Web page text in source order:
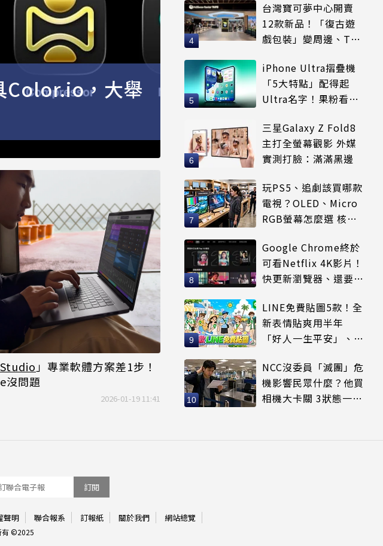
Color.io，大舉
」專業軟體方案差1步！
沒問題
2026-01-19 11:41
台灣寶可夢中心開賣
12款新品！「復古遊
戲包裝」變周邊、T恤
iPhone Ultra摺疊機
「5大特點」配得起
Ultra名字！果粉看完
三星Galaxy Z Fold8
主打全螢幕觀影 外媒
實測打臉：滿滿黑邊
玩PS5、追劇該買哪款
電視？OLED、Micro
RGB螢幕怎麼選 核心
Google Chrome終於
可看Netflix 4K影片！
快更新瀏覽器、還要符
LINE免費貼圖5款！全
新表情貼爽用半年
「好人一生平安」、
NCC沒委員「滅團」危
機影響民眾什麼？他買
相機大卡關 3狀態一同
訂閱
聲明 聯合報系 訂報紙 關於我們 網站總覽
有 ©2025